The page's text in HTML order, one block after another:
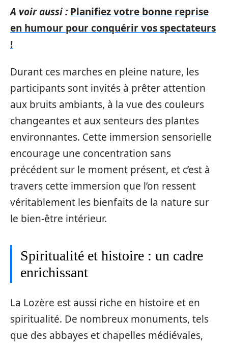
A voir aussi : Planifiez votre bonne reprise
en humour pour conquérir vos spectateurs
!
Durant ces marches en pleine nature, les
participants sont invités à prêter attention
aux bruits ambiants, à la vue des couleurs
changeantes et aux senteurs des plantes
environnantes. Cette immersion sensorielle
encourage une concentration sans
précédent sur le moment présent, et c’est à
travers cette immersion que l’on ressent
véritablement les bienfaits de la nature sur
le bien-être intérieur.
Spiritualité et histoire : un cadre
enrichissant
La Lozère est aussi riche en histoire et en
spiritualité. De nombreux monuments, tels
que des abbayes et chapelles médiévales,